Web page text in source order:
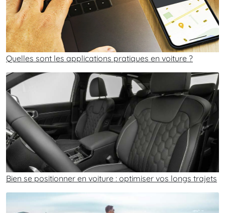
Quelles sont les applications pratiques en voiture ?
Bien se positionner en voiture : optimiser vos longs trajets